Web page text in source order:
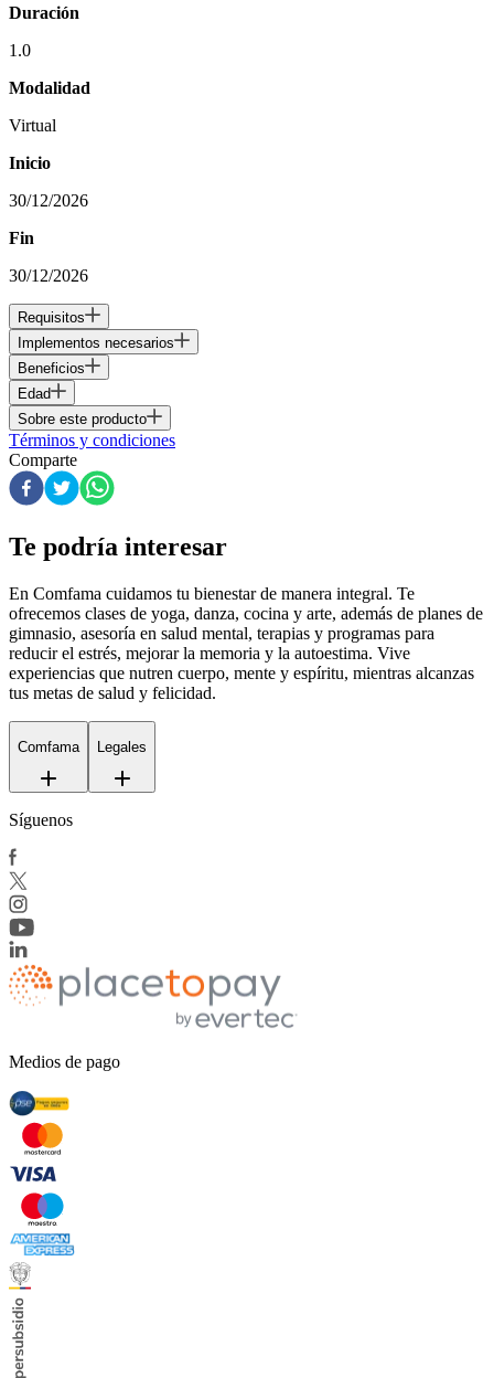
Duración
1.0
Modalidad
Virtual
Inicio
30/12/2026
Fin
30/12/2026
Requisitos
Implementos necesarios
Beneficios
Edad
Sobre este producto
Términos y condiciones
Comparte
Te podría interesar
En Comfama cuidamos tu bienestar de manera integral. Te
ofrecemos clases de yoga, danza, cocina y arte, además de planes de
gimnasio, asesoría en salud mental, terapias y programas para
reducir el estrés, mejorar la memoria y la autoestima. Vive
experiencias que nutren cuerpo, mente y espíritu, mientras alcanzas
tus metas de salud y felicidad.
Comfama Legales
Síguenos
Medios de pago